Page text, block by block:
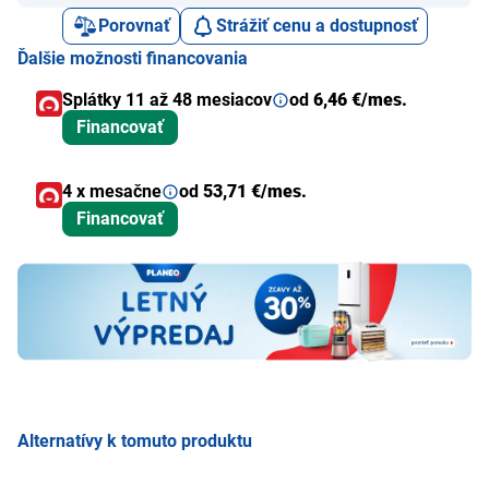
Porovnať
Strážiť cenu a dostupnosť
Ďalšie možnosti financovania
Splátky 11 až 48 mesiacov
od 6,46 €/mes.
Financovať
4 x mesačne od 53,71 €/mes.
Financovať
Alternatívy k tomuto produktu